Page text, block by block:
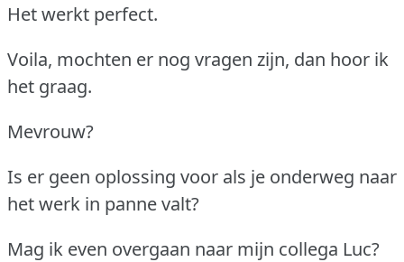
Het werkt perfect.
Voila, mochten er nog vragen zijn, dan hoor ik
het graag.
Mevrouw?
Is er geen oplossing voor als je onderweg naar
het werk in panne valt?
Mag ik even overgaan naar mijn collega Luc?